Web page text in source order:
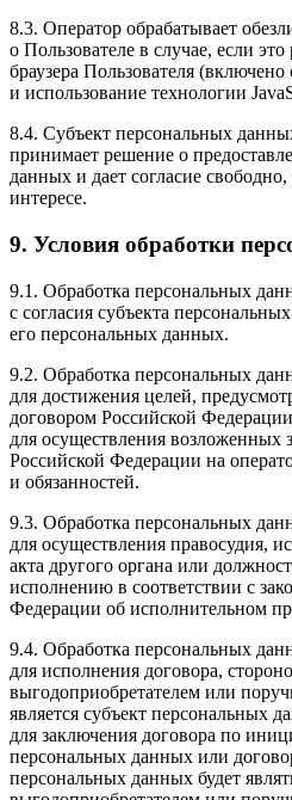
8.3. Оператор обрабатывает
о Пользователе в случае, если
браузера Пользователя (включено
и использование технологии
8.4. Субъект персональных
принимает решение о
данных и дает согласие
интересе.
9. Условия обработки
9.1. Обработка персональных
с согласия субъекта
его персональных данных.
9.2. Обработка персональных
для достижения целей,
договором Российской
для осуществления возложенных
Российской Федерации на
и обязанностей.
9.3. Обработка персональных
для осуществления правосудия,
акта другого органа или
исполнению в соответствии с
Федерации об исполнительном
9.4. Обработка персональных
для исполнения договора,
выгодоприобретателем или
является субъект персональных
для заключения договора по
персональных данных или
персональных данных будет